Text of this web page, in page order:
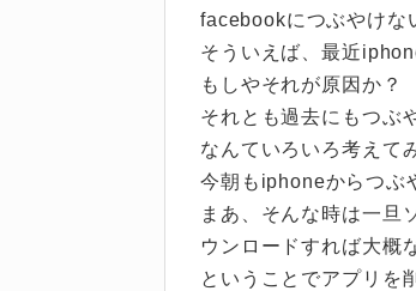
facebookにつぶやけな
そういえば、最近
もしやそれが原因か？
それとも過去にもつぶ
なんていろいろ考えて
今朝もiphoneからつぶ
まあ、そんな時は一旦
ウンロードすれば大概
ということでアプリを